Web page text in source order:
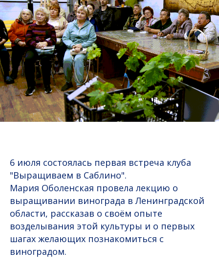
6 июля состоялась первая встреча клуба
"Выращиваем в Саблино".
Мария Оболенская провела лекцию о
выращивании винограда в Ленинградской
области, рассказав о своём опыте
возделывания этой культуры и о первых
шагах желающих познакомиться с
виноградом.